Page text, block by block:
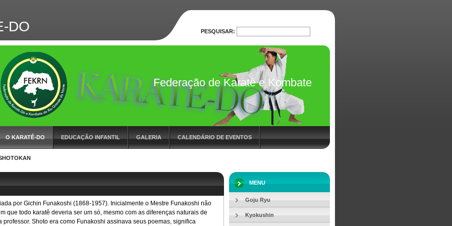
DO
Federação de Karatê e Kombate
do RN
O KARATÊ-DO EDUCAÇÃO INFANTIL GALERIA CALENDÁRIO DE EVENTOS
DO MÊS
por Gichin Funakoshi (1868-1957). Inicialmente o Mestre Funakoshi não
que todo karatê deveria ser um só, mesmo com as diferenças naturais de
Shoto era como Funakoshi assinava seus poemas, significa
MENU
Goju Ryu
Kyokushin
PESQUISAR:
PESQUISAR